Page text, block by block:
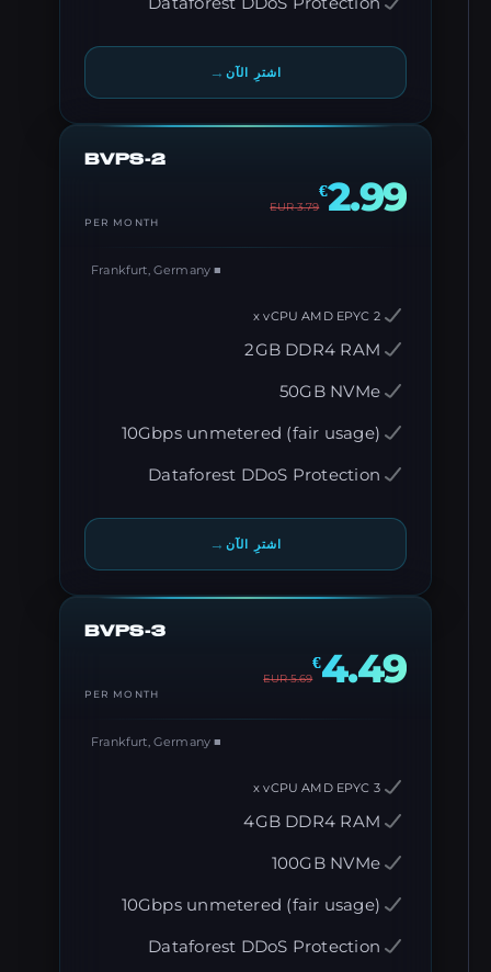
اشترِ الآن→
BVPS-2
2.99
3.79
PER MONTH
2GB DDR4 RAM
50GB NVMe
10Gbps unmetered (fair usage)
Dataforest DDoS Protection
اشترِ الآن→
BVPS-3
€ 4.49
5.69
PER MONTH
4GB DDR4 RAM
100GB NVMe
10Gbps unmetered (fair usage)
Dataforest DDoS Protection